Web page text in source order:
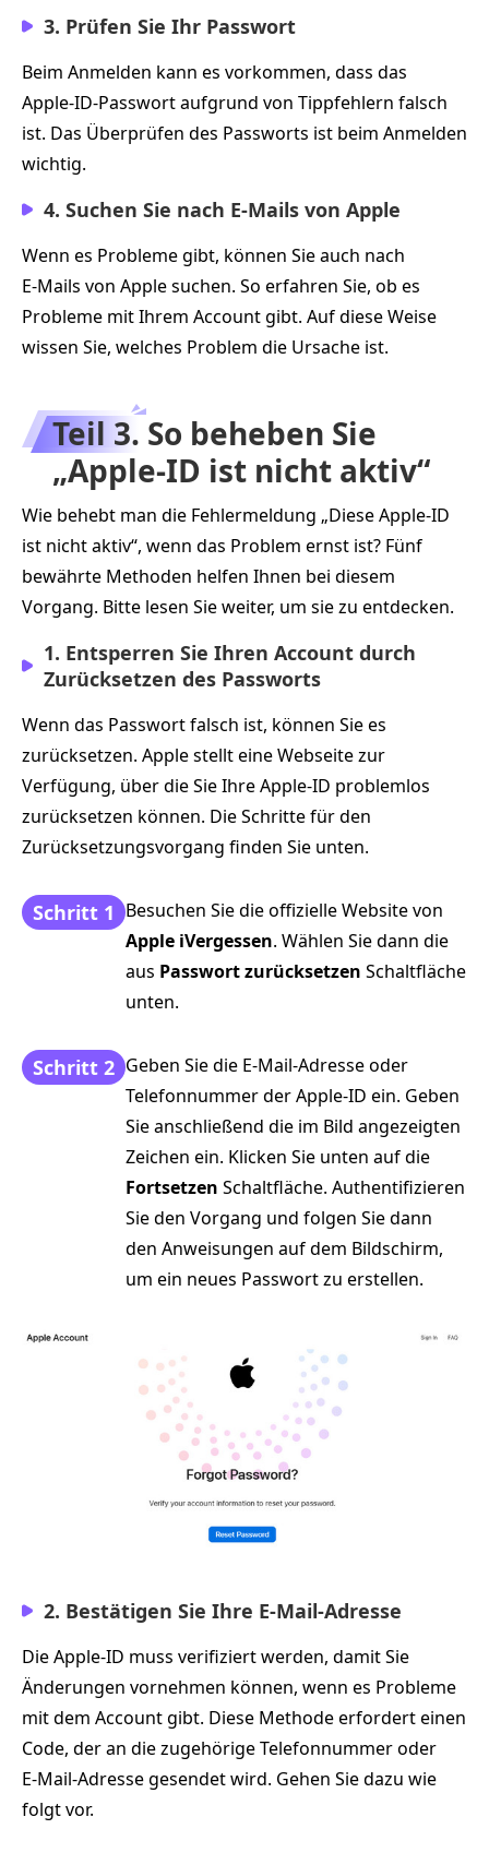
3. Prüfen Sie Ihr Passwort
Beim Anmelden kann es vorkommen, dass das
Apple‑ID‑Passwort aufgrund von Tippfehlern falsch
ist. Das Überprüfen des Passworts ist beim Anmelden
wichtig.
4. Suchen Sie nach E‑Mails von Apple
Wenn es Probleme gibt, können Sie auch nach
E‑Mails von Apple suchen. So erfahren Sie, ob es
Probleme mit Ihrem Account gibt. Auf diese Weise
wissen Sie, welches Problem die Ursache ist.
Teil 3. So beheben Sie
„Apple‑ID ist nicht aktiv“
Wie behebt man die Fehlermeldung „Diese Apple‑ID
ist nicht aktiv“, wenn das Problem ernst ist? Fünf
bewährte Methoden helfen Ihnen bei diesem
Vorgang. Bitte lesen Sie weiter, um sie zu entdecken.
1. Entsperren Sie Ihren Account durch
Zurücksetzen des Passworts
Wenn das Passwort falsch ist, können Sie es
zurücksetzen. Apple stellt eine Webseite zur
Verfügung, über die Sie Ihre Apple‑ID problemlos
zurücksetzen können. Die Schritte für den
Zurücksetzungsvorgang finden Sie unten.
Schritt 1 Besuchen Sie die offizielle Website von
Apple iVergessen. Wählen Sie dann die
aus Passwort zurücksetzen Schaltfläche
unten.
Schritt 2 Geben Sie die E‑Mail‑Adresse oder
Telefonnummer der Apple‑ID ein. Geben
Sie anschließend die im Bild angezeigten
Zeichen ein. Klicken Sie unten auf die
Fortsetzen Schaltfläche. Authentifizieren
Sie den Vorgang und folgen Sie dann
den Anweisungen auf dem Bildschirm,
um ein neues Passwort zu erstellen.
2. Bestätigen Sie Ihre E‑Mail‑Adresse
Die Apple‑ID muss verifiziert werden, damit Sie
Änderungen vornehmen können, wenn es Probleme
mit dem Account gibt. Diese Methode erfordert einen
Code, der an die zugehörige Telefonnummer oder
E‑Mail‑Adresse gesendet wird. Gehen Sie dazu wie
folgt vor.